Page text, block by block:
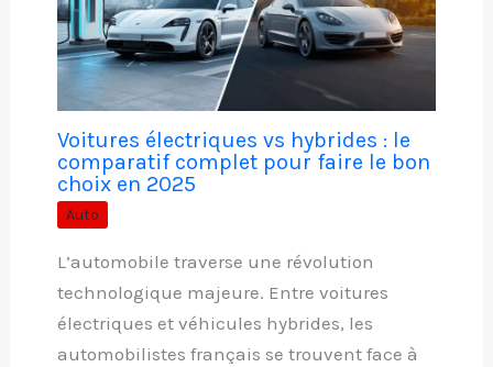
Voitures électriques vs hybrides : le
comparatif complet pour faire le bon
choix en 2025
Auto
L’automobile traverse une révolution
technologique majeure. Entre voitures
électriques et véhicules hybrides, les
automobilistes français se trouvent face à